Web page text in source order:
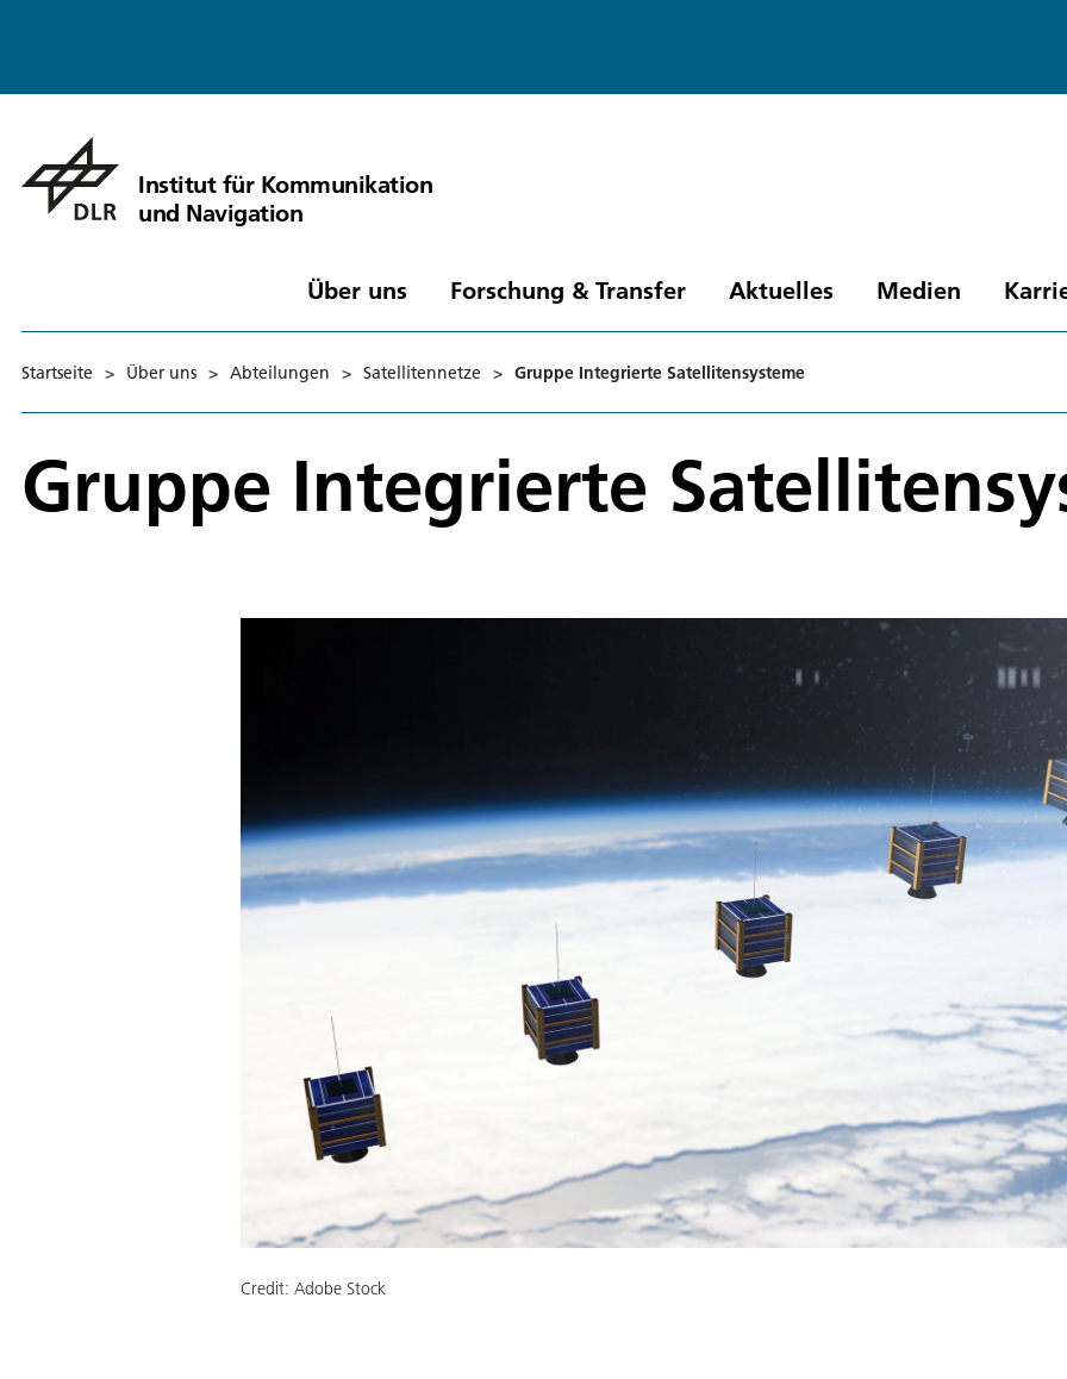
Institut für Kommunikation
und Navigation
Über uns Forschung & Transfer Aktuelles Medien
Startseite > Über uns > Abteilungen > Satellitennetze > Gruppe Integrierte Satellitensysteme
Gruppe Integrierte
Credit: Adobe Stock